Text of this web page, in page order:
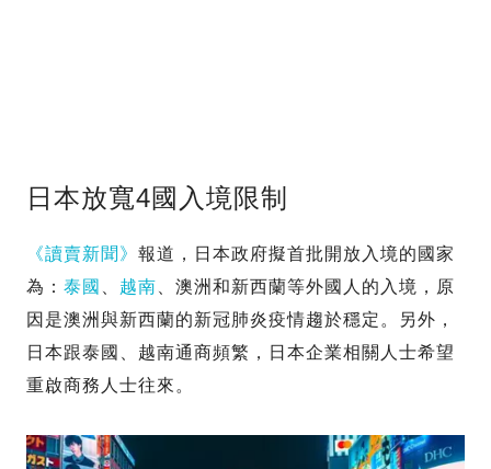
日本放寬4國入境限制
《讀賣新聞》 報道，日本政府擬首批開放入境的國家
為： 泰國 越南 、澳洲和新西蘭等外國人的入境，原
因是澳洲與新西蘭的新冠肺炎疫情趨於穩定。另外，
日本跟泰國、越南通商頻繁，日本企業相關人士希望
重啟商務人士往來。